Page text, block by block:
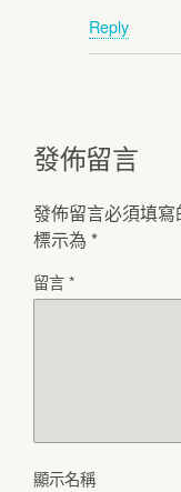
Reply
發佈留言
發佈留言必須填寫
標示為 *
留言*
顯示名稱